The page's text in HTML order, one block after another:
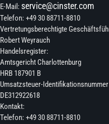
E-Mail: service@cinster.com
Telefon: +49 30 88711-8810
Vertretungsberechtigte
Robert Weyrauch
Handelsregister:
Amtsgericht Charlottenburg
HRB 187901 B
Umsatzsteuer-
DE312922618
Kontakt:
Telefon: +49 30 88711-8810